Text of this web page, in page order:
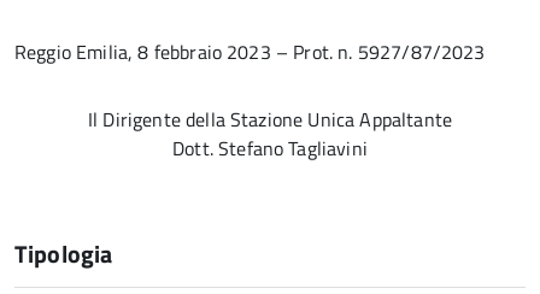
Reggio Emilia, 8 febbraio 2023 – Prot. n. 5927/87/2023
Il Dirigente della Stazione Unica Appaltante
Dott. Stefano Tagliavini
Tipologia